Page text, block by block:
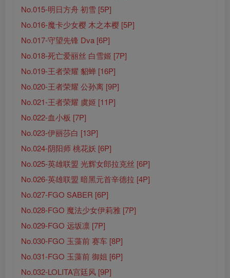
No.015-明日方舟 初雪 [5P]
No.016-魔卡少女樱 木之本樱 [5P]
No.017-守望先锋 Dva [6P]
No.018-死亡爱丽丝 白雪姬 [7P]
No.019-王者荣耀 貂蝉 [16P]
No.020-王者荣耀 公孙离 [9P]
No.021-王者荣耀 虞姬 [11P]
No.022-血小板 [7P]
No.023-伊丽莎白 [13P]
No.024-阴阳师 桃花妖 [6P]
No.025-英雄联盟 光辉女郎拉克丝 [6P]
No.026-英雄联盟 暗黑元首辛德拉 [4P]
No.027-FGO SABER [6P]
No.028-FGO 魔法少女伊莉雅 [7P]
No.029-FGO 远坂凛 [7P]
No.030-FGO 玉藻前 赛车 [8P]
No.031-FGO 玉藻前 御姐 [6P]
No.032-LOLITA宫廷风 [9P]